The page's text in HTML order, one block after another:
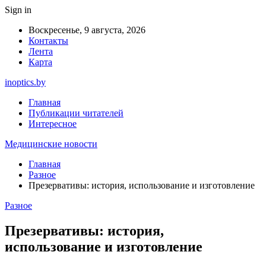
Sign in
Воскресенье, 9 августа, 2026
Контакты
Лента
Карта
inoptics.by
Главная
Публикации читателей
Интересное
Медицинские новости
Главная
Разное
Презервативы: история, использование и изготовление
Разное
Презервативы: история,
использование и изготовление